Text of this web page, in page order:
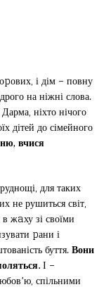
і дім – повну
на ніжні слова.
ніхто нічого
дітей до сімейного
вчися
для таких
не рушиться світ,
жaху зі своїми
pани і
буття.Вони
І –
спільними